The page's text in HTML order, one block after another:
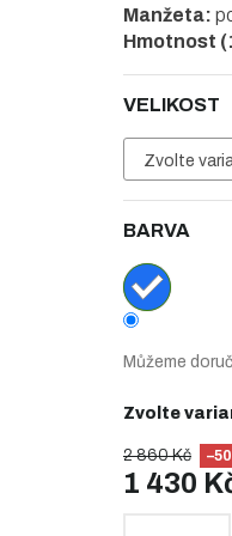
2 860 Kč
1 430
Zvolte
VELIKOST
BARVA
Můžeme
Manžeta:
Hmotnost